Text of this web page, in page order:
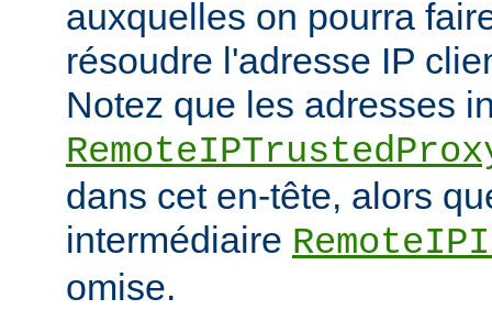
auxquelles on pourra
résoudre l'adresse IP
Notez que les adresses
dans cet en-tête, alors
intermédiaire
omise.